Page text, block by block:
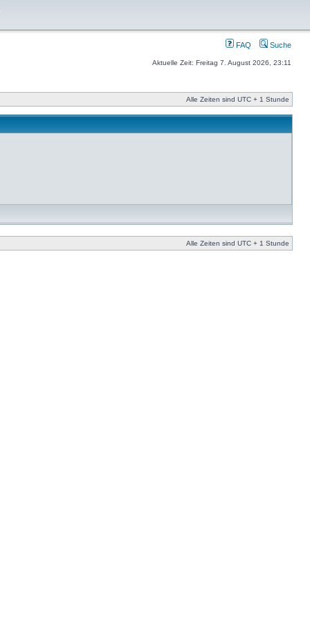
FAQ Suche
Aktuelle Zeit: Freitag 7. August 2026, 23:11
Alle Zeiten sind UTC + 1 Stunde
Alle Zeiten sind UTC + 1 Stunde